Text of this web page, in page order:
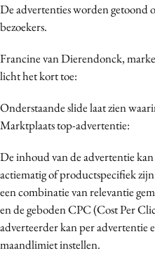
Diversiteit
Effectiviteit
Gedragsverandering
Influencer marketing
Martech
Media
Merkstrategie
PR
Programmatic
Purpose Marketing
Reputatie & crisis
De advertenties worden getoond
bezoekers.
Francine van Dierendonck,
licht het kort toe:
Onderstaande slide laat zien
Marktplaats top-advertentie:
De inhoud van de advertentie
actiematig of productspecifiek
een combinatie van relevantie
en de geboden CPC (Cost Per
adverteerder kan per advertentie
maandlimiet instellen.